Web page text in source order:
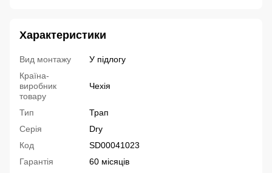
Характеристики
Вид монтажу
У підлогу
Країна-
виробник
товару
Чехія
Тип
Трап
Серія
Dry
Код
SD00041023
Гарантія
60 місяців